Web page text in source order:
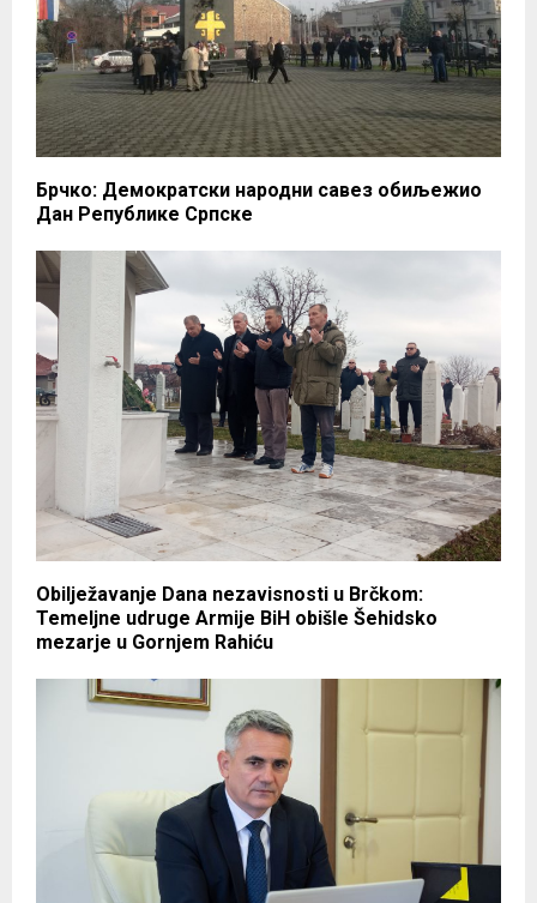
Брчко: Демократски народни савез обиљежио
Дан Републике Српске
Obilježavanje Dana nezavisnosti u Brčkom:
Temeljne udruge Armije BiH obišle Šehidsko
mezarje u Gornjem Rahiću